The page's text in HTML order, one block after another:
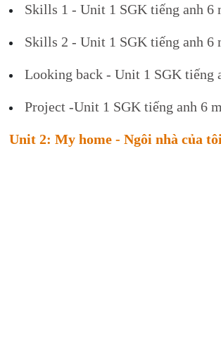
Skills 1 - Unit 1 SGK tiếng anh 6
Skills 2 - Unit 1 SGK tiếng anh 6
Looking back - Unit 1 SGK tiếng
Project -Unit 1 SGK tiếng anh 6
Unit 2: My home - Ngôi nhà của tôi